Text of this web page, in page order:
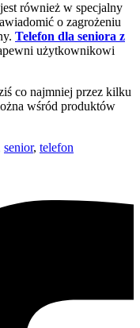
również w specjalny
o zagrożeniu
Telefon dla seniora z
użytkownikowi
co najmniej przez kilku
wśród produktów
senior, telefon